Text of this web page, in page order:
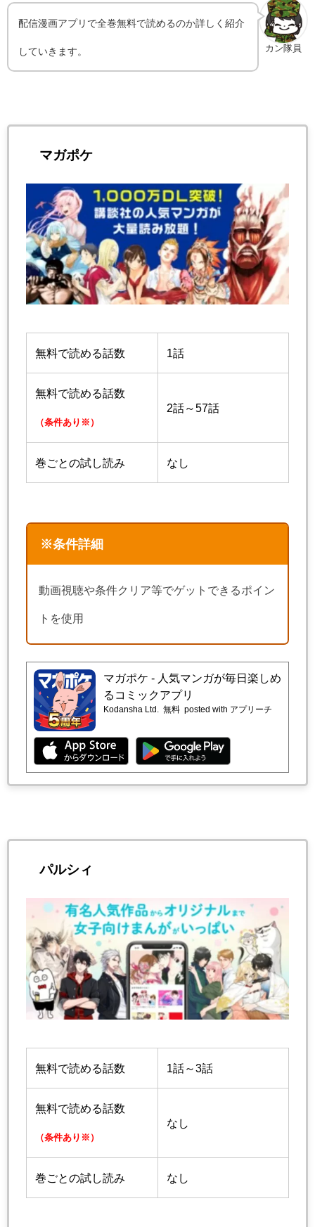
カン隊員
配信漫画アプリで全巻無料で読めるのか詳しく紹介
していきます。
マガポケ
無料で読める話数 1話
無料で読める話数
（条件あり※）
2話～57話
巻ごとの試し読み なし
※条件詳細
動画視聴や条件クリア等でゲットできるポイン
トを使用
マガポケ - 人気マンガが毎日楽しめ
るコミックアプリ
Kodansha Ltd. 無料 posted with アプリーチ
パルシィ
無料で読める話数 1話～3話
無料で読める話数
（条件あり※）
なし
巻ごとの試し読み なし